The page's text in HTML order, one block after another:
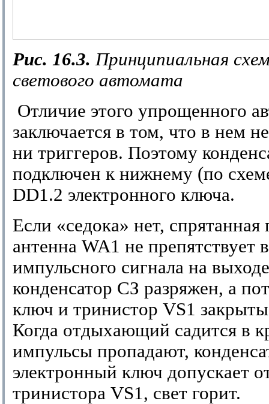
Рис. 16.3.Принципиальная
светового автомата
Отличие этого упрощенного
заключается в том, что в нем
ни триггеров. Поэтому
подключен к нижнему (по
DD1.2 электронного ключа.
Если «седока» нет,
антенна WA1 не препятствует
импульсного сигнала на
конденсатор СЗ разряжен, а
ключ и тринистор VS1
Когда отдыхающий садится в
импульсы пропадают,
электронный ключ допускает
тринистора VS1, свет горит.